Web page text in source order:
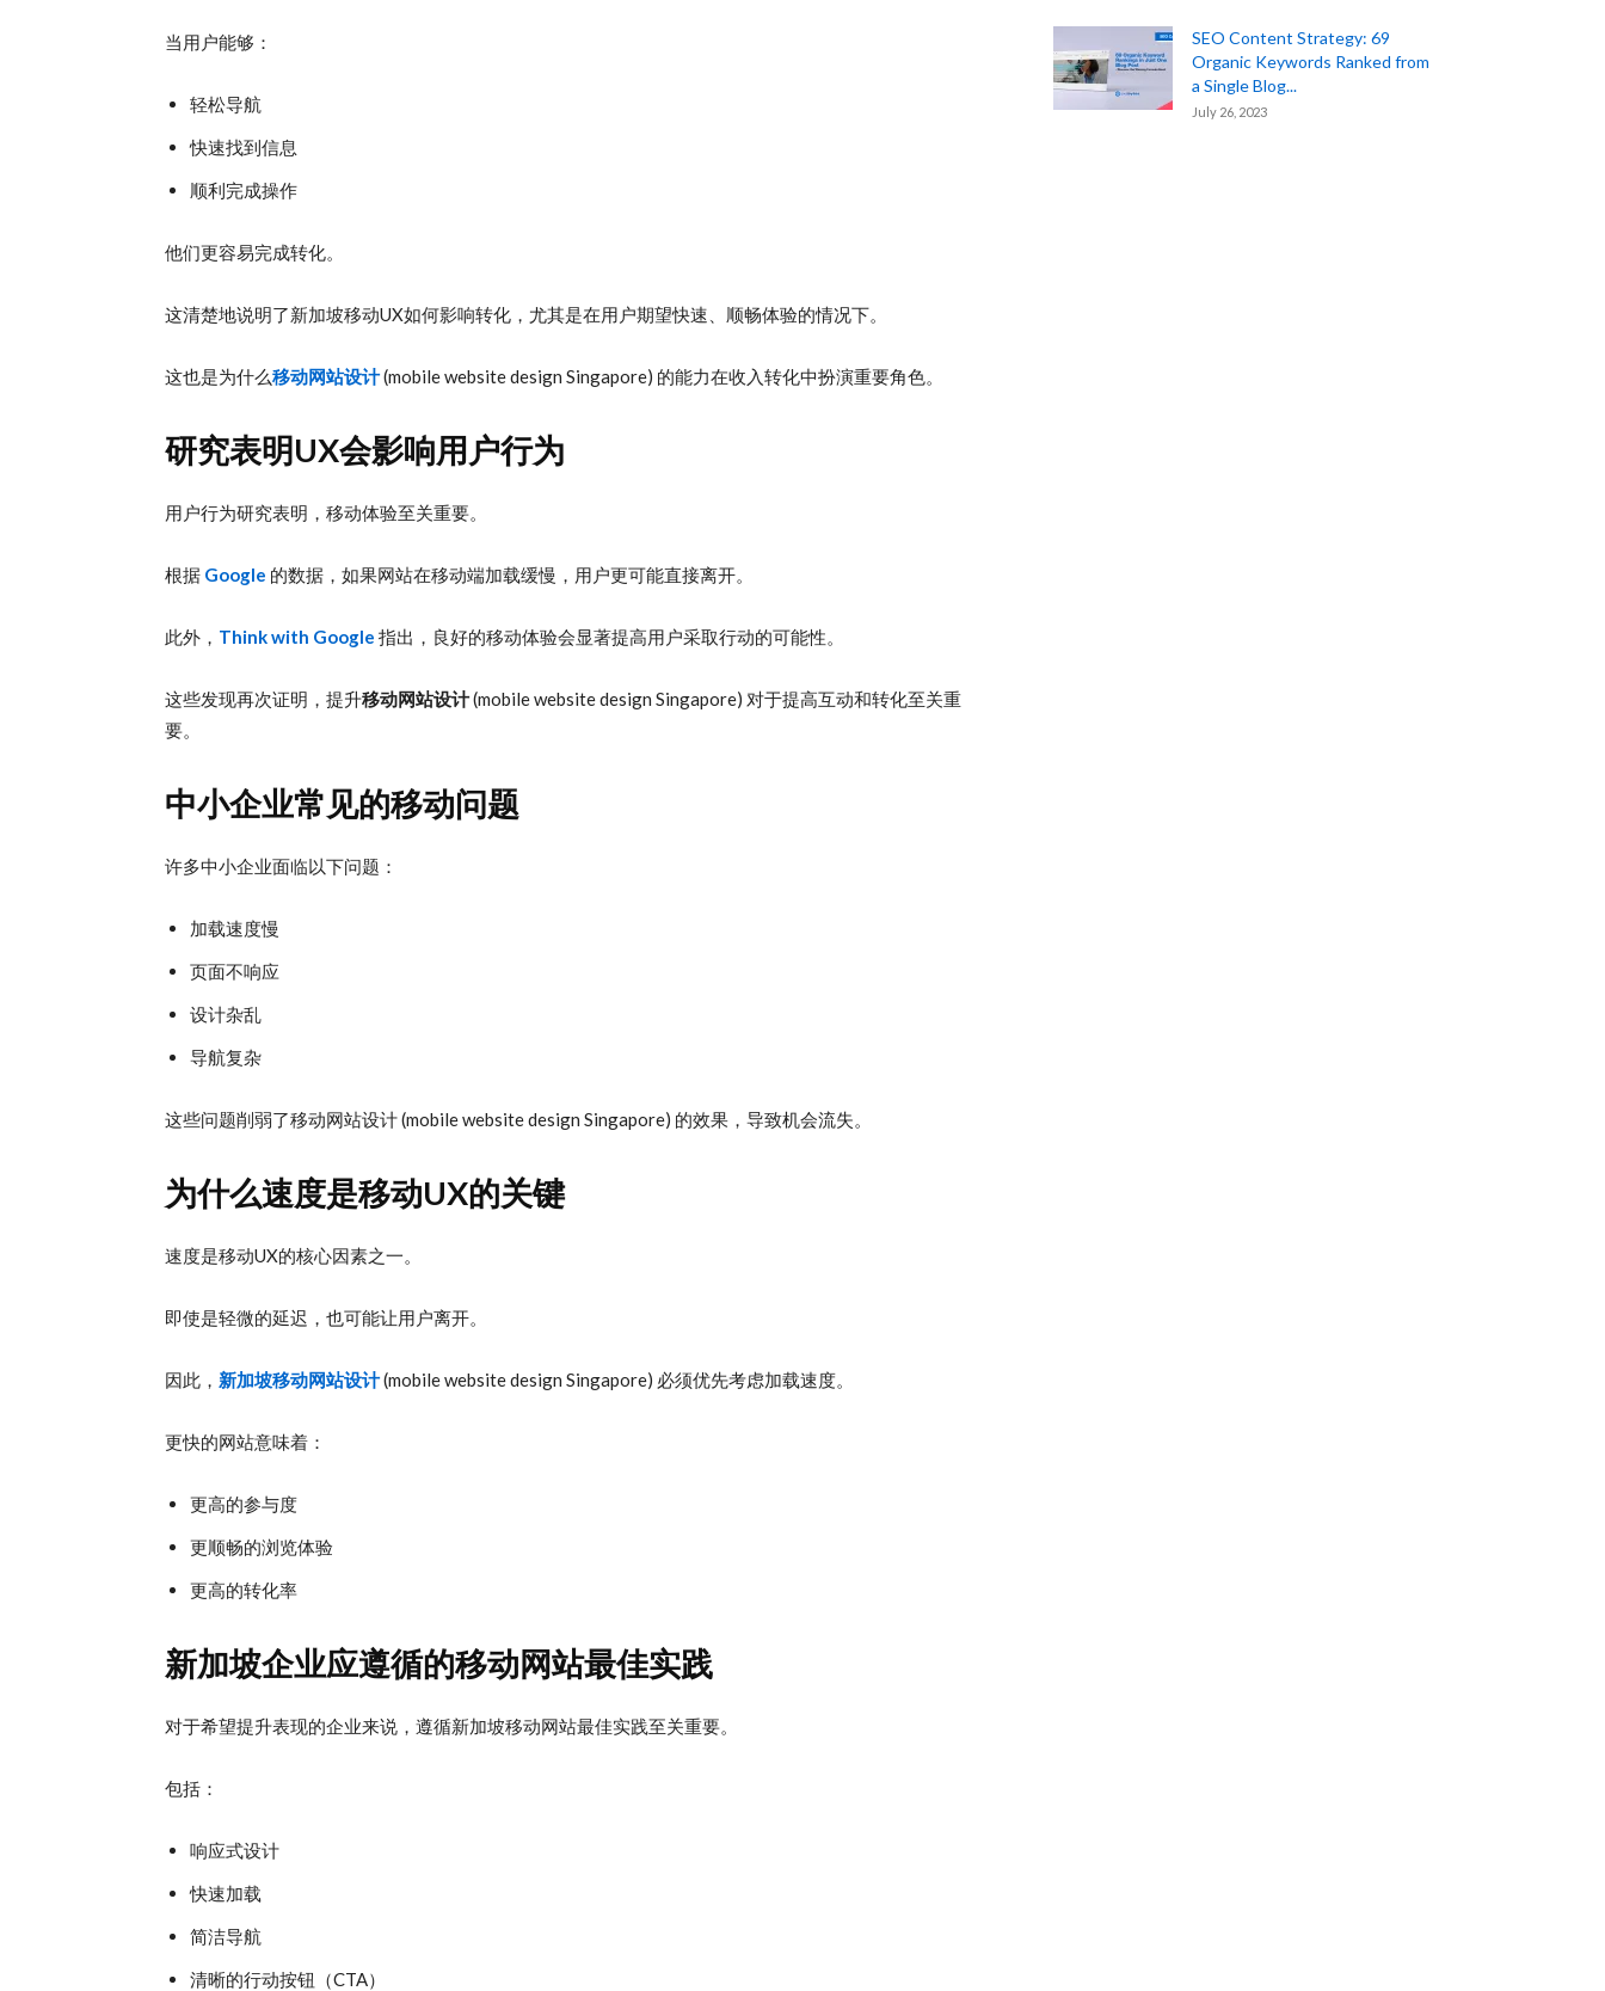
当用户能够：
轻松导航
快速找到信息
顺利完成操作
他们更容易完成转化。
这清楚地说明了新加坡移动UX如何影响转化，尤其是在用户期望快速、顺畅体验的情况下。
这也是为什么移动网站设计(mobile website design Singapore) 的能力在收入转化中扮演重要角色。
研究表明UX会影响用户行为
用户行为研究表明，移动体验至关重要。
根据 Google 的数据，如果网站在移动端加载缓慢，用户更可能直接离开。
此外， Think with Google 指出，良好的移动体验会显著提高用户采取行动的可能性。
这些发现再次证明，提升移动网站设计(mobile website design Singapore) 对于提高互动和转化至关重
要。
中小企业常见的移动问题
许多中小企业面临以下问题：
加载速度慢
页面不响应
设计杂乱
导航复杂
这些问题削弱了移动网站设计 (mobile website design Singapore) 的效果，导致机会流失。
为什么速度是移动UX的关键
速度是移动UX的核心因素之一。
即使是轻微的延迟，也可能让用户离开。
因此， 新加坡移动网站设计(mobile website design Singapore) 必须优先考虑加载速度。
更快的网站意味着：
更高的参与度
更顺畅的浏览体验
更高的转化率
新加坡企业应遵循的移动网站最佳实践
对于希望提升表现的企业来说，遵循新加坡移动网站最佳实践至关重要。
包括：
响应式设计
快速加载
简洁导航
清晰的行动按钮（CTA）
SEO Content Strategy: 69
Organic Keywords Ranked from
a Single Blog...
July 26, 2023